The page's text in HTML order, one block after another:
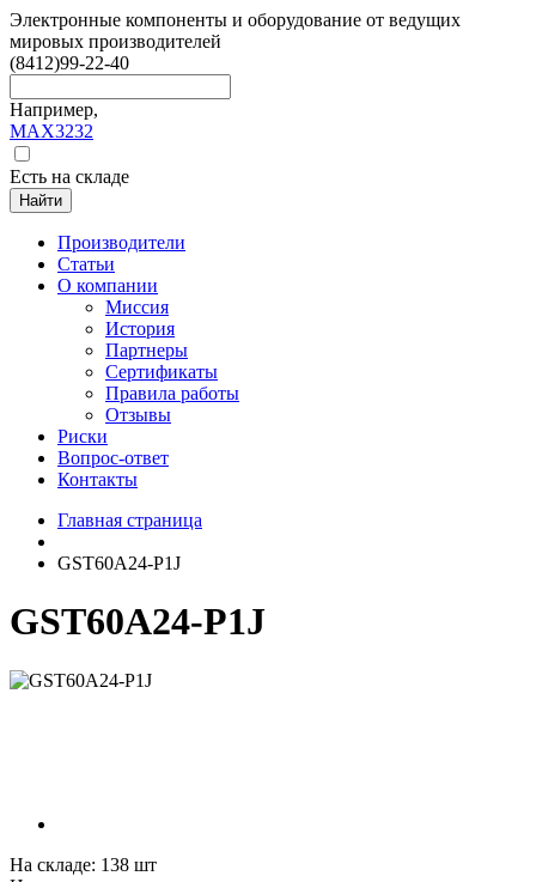
Электронные компоненты и оборудование от ведущих
мировых производителей
(8412)99-22-40
Например,
MAX3232
Есть на складе
Найти
Производители
Статьи
О компании
Миссия
История
Партнеры
Сертификаты
Правила работы
Отзывы
Риски
Вопрос-ответ
Контакты
Главная страница
GST60A24-P1J
GST60A24-P1J
На складе: 138 шт